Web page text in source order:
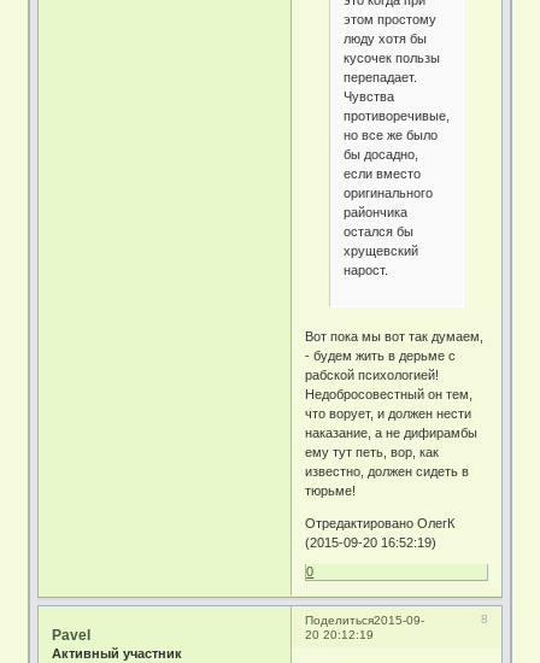
этом простому
люду хотя бы
кусочек пользы
перепадает.
Чувства
противоречивые,
но все же было
бы досадно,
если вместо
оригинального
райончика
остался бы
хрущевский
нарост.
Вот пока мы вот так думаем,
- будем жить в дерьме с
рабской психологией!
Недобросовестный он тем,
что ворует, и должен нести
наказание, а не дифирамбы
ему тут петь, вор, как
известно, должен сидеть в
тюрьме!
Отредактировано ОлегК
(2015-09-20 16:52:19)
0
Поделиться 8
2015-09-
20 20:12:19
Pavel
Активный участник